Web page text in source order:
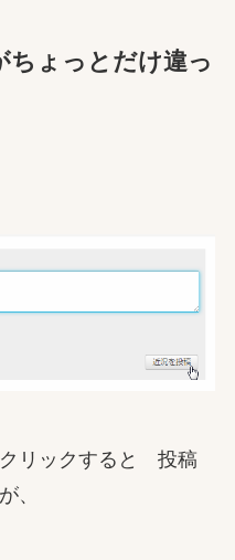
ちょっとだけ違っ
リックすると 投稿
、